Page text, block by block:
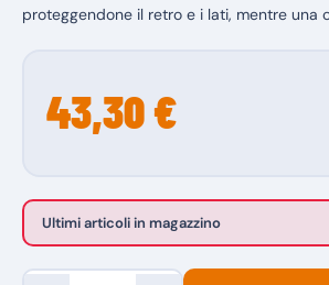
proteggendone il retro e i lati, mentre
43,30 €
Ultimi articoli in magazzino